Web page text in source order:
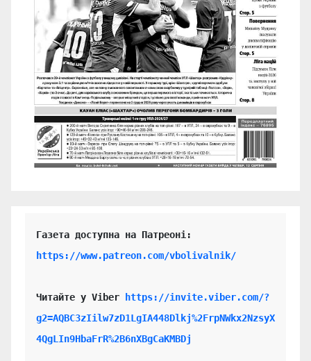
https://www.patreon.com/vbolivalnik/
Читайте у Viber
https://invite.viber.com/?
g2=AQBC3zIilw7zD1LgIA448Dlkj%2FrpNWkx2NzsyX
4QgLIn9HbaFrR%2B6nXBgCaKMBDj